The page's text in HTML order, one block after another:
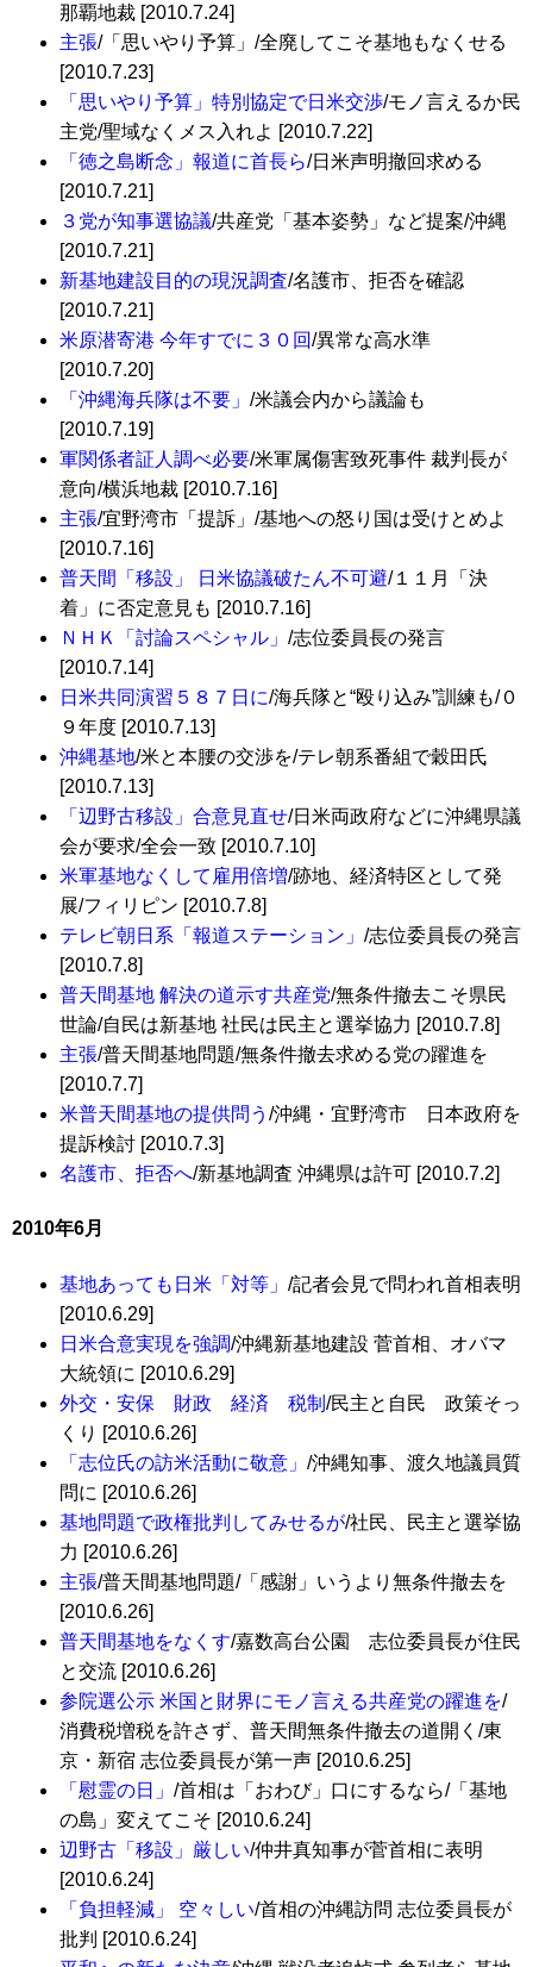
那覇地裁 [2010.7.24]
主張/「思いやり予算」/全廃してこそ基地もなくせる
[2010.7.23]
「思いやり予算」特別協定で日米交渉/モノ言えるか民
主党/聖域なくメス入れよ [2010.7.22]
「徳之島断念」報道に首長ら/日米声明撤回求める
[2010.7.21]
３党が知事選協議/共産党「基本姿勢」など提案/沖縄
[2010.7.21]
新基地建設目的の現況調査/名護市、拒否を確認
[2010.7.21]
米原潜寄港 今年すでに３０回/異常な高水準
[2010.7.20]
「沖縄海兵隊は不要」 /米議会内から議論も
[2010.7.19]
軍関係者証人調べ必要/米軍属傷害致死事件 裁判長が
意向/横浜地裁 [2010.7.16]
主張/宜野湾市「提訴」/基地への怒り国は受けとめよ
[2010.7.16]
普天間「移設」 日米協議破たん不可避/１１月「決
着」に否定意見も [2010.7.16]
ＮＨＫ「討論スペシャル」 /志位委員長の発言
[2010.7.14]
日米共同演習５８７日に/海兵隊と“殴り込み”訓練も/０
９年度 [2010.7.13]
沖縄基地/米と本腰の交渉を/テレ朝系番組で穀田氏
[2010.7.13]
「辺野古移設」合意見直せ/日米両政府などに沖縄県議
会が要求/全会一致 [2010.7.10]
米軍基地なくして雇用倍増/跡地、経済特区として発
展/フィリピン [2010.7.8]
テレビ朝日系「報道ステーション」 /志位委員長の発言
[2010.7.8]
普天間基地 解決の道示す共産党/無条件撤去こそ県民
世論/自民は新基地 社民は民主と選挙協力 [2010.7.8]
主張/普天間基地問題/無条件撤去求める党の躍進を
[2010.7.7]
米普天間基地の提供問う /沖縄・宜野湾市 日本政府を
提訴検討 [2010.7.3]
名護市、拒否へ/新基地調査 沖縄県は許可 [2010.7.2]
2010年6月
基地あっても日米「対等」 /記者会見で問われ首相表明
[2010.6.29]
日米合意実現を強調/沖縄新基地建設 菅首相、オバマ
大統領に [2010.6.29]
外交・安保 財政 経済 税制 /民主と自民 政策そっ
くり [2010.6.26]
「志位氏の訪米活動に敬意」 /沖縄知事、渡久地議員質
問に [2010.6.26]
基地問題で政権批判してみせるが/社民、民主と選挙協
力 [2010.6.26]
主張/普天間基地問題/「感謝」いうより無条件撤去を
[2010.6.26]
普天間基地をなくす/嘉数高台公園 志位委員長が住民
と交流 [2010.6.26]
参院選公示 米国と財界にモノ言える共産党の躍進を/
消費税増税を許さず、普天間無条件撤去の道開く/東
京・新宿 志位委員長が第一声 [2010.6.25]
「慰霊の日」 /首相は「おわび」口にするなら/「基地
の島」変えてこそ [2010.6.24]
辺野古「移設」厳しい/仲井真知事が菅首相に表明
[2010.6.24]
「負担軽減」 空々しい/首相の沖縄訪問 志位委員長が
批判 [2010.6.24]